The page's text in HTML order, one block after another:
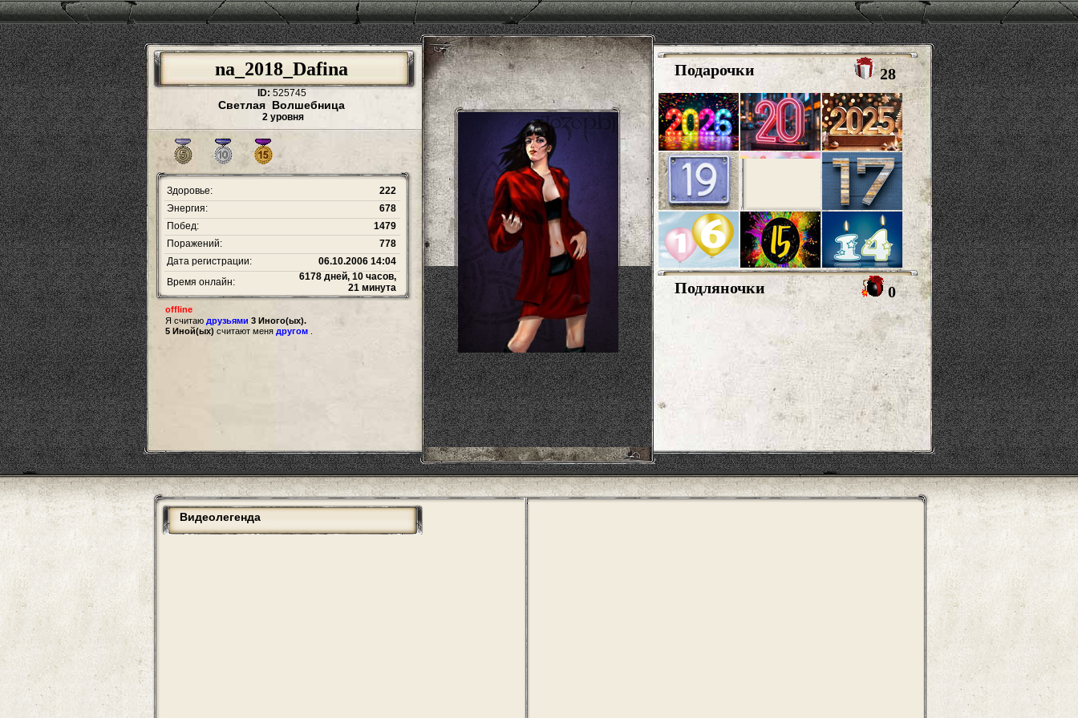
na_2018_Dafina
ID: 525745
Светлая Волшебница
2 уровня
Здоровье:
222
Энергия:
678
Побед:
1479
Поражений:
778
Дата регистрации:
06.10.2006 14:04
Время онлайн:
6178 дней, 10 часов,
21 минута
offline
Я считаю друзьями 3 Иного(ых).
5 Иной(ых) считают меня другом
Подарочки 28
Подляночки 0
Видеолегенда